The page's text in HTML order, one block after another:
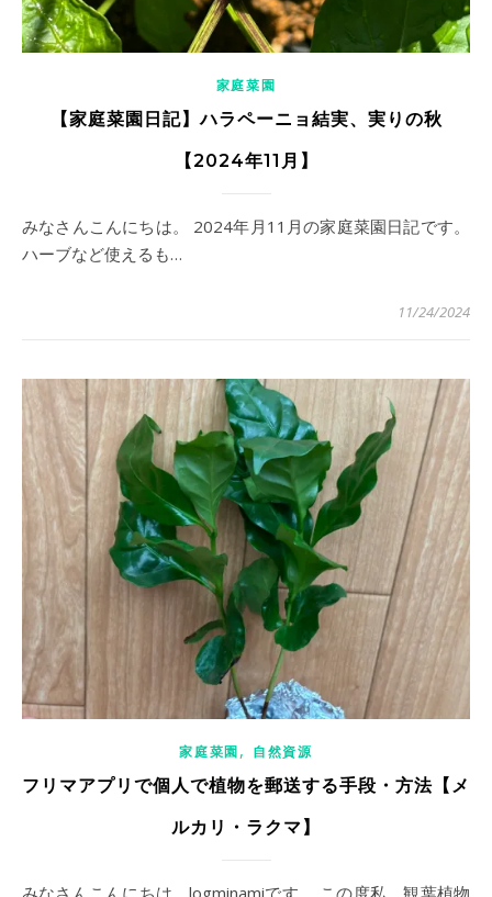
家庭菜園
【家庭菜園日記】ハラペーニョ結実、実りの秋
【2024年11月】
みなさんこんにちは。 2024年月11月の家庭菜園日記です。
ハーブなど使えるも…
11/24/2024
家庭菜園, 自然資源
フリマアプリで個人で植物を郵送する手段・方法【メ
ルカリ・ラクマ】